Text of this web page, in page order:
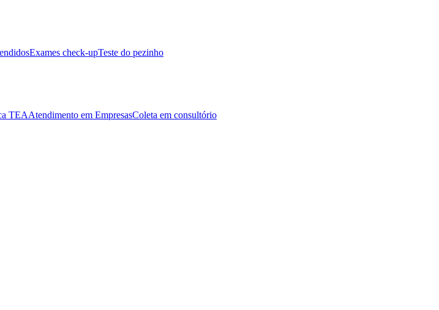
Exames check-upTeste do pezinho
TEAAtendimento em EmpresasColeta em consultório